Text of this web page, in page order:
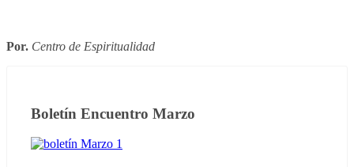
Por. Centro de Espiritualidad
Boletín Encuentro Marzo